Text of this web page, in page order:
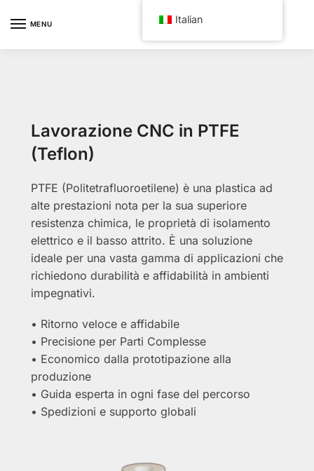
MENU
Lavorazione CNC in PTFE
(Teflon)
PTFE (Politetrafluoroetilene) è una plastica ad
alte prestazioni nota per la sua superiore
resistenza chimica, le proprietà di isolamento
elettrico e il basso attrito. È una soluzione
ideale per una vasta gamma di applicazioni che
richiedono durabilità e affidabilità in ambienti
impegnativi.
• Ritorno veloce e affidabile
• Precisione per Parti Complesse
• Economico dalla prototipazione alla
produzione
• Guida esperta in ogni fase del percorso
• Spedizioni e supporto globali
Italian